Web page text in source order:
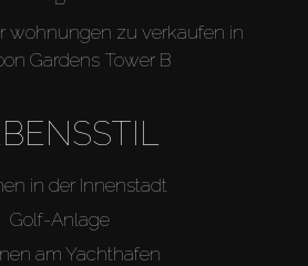
wohnungen zu verkaufen in
Gardens Tower B
in der Innenstadt
Golf-Anlage
am Yachthafen